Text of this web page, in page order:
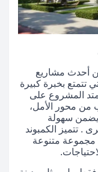
أحدث مشاريع
تتمتع بخبرة كبيرة
المشروع على
من محور الأمل،
يضمن سهولة
. تتميز الكمبوند
مجموعة متنوعة